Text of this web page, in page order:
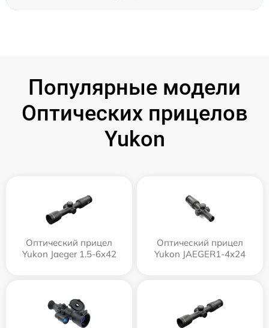
Популярные модели
Оптических прицелов
Yukon
Оптический прицел
Yukon Jaeger 1.5-6x42
Оптический прицел
Yukon JAEGER1-4x24